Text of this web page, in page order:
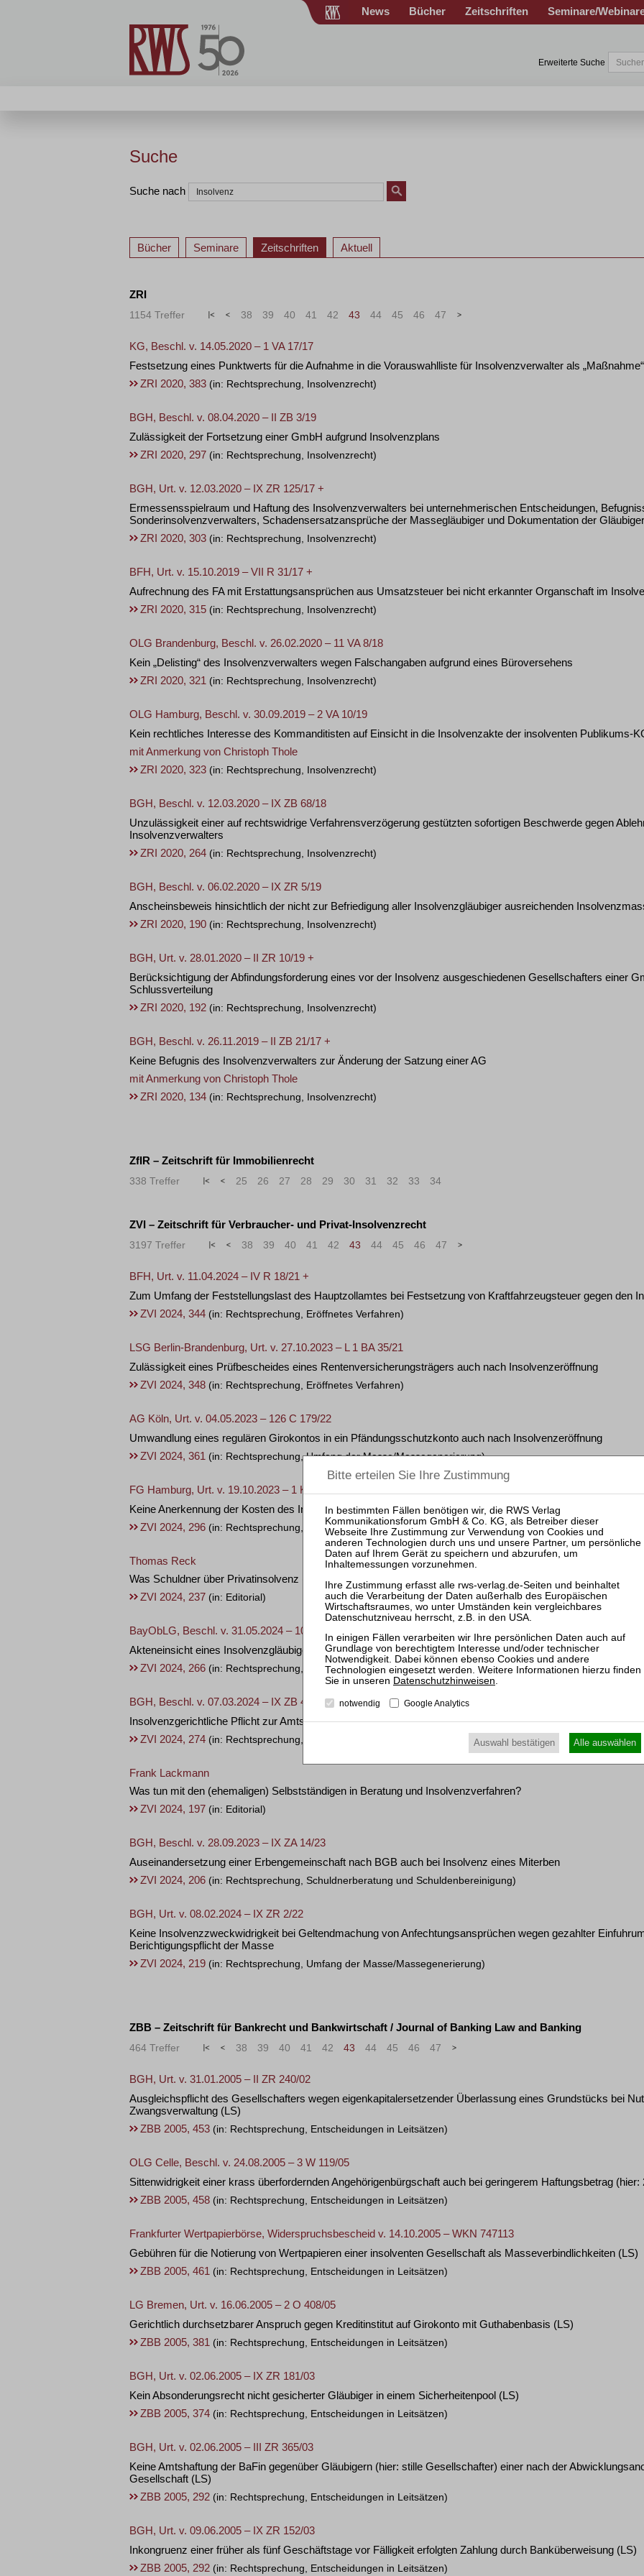
News Bücher Zeitschriften Seminare/
Erweiterte Suche
Suche
Suche nach
Bücher Seminare Zeitschriften Aktuell
ZRI
1154 Treffer « < 38 39 40 41 42 43 44 45 46 47 >
KG, Beschl. v. 14.05.2020 – 1 VA 17/17
Festsetzung eines Punktwerts für die Aufnahme in die Vorauswahlliste für Insolvenzverwalter als
ZRI 2020, 383 (in: Rechtsprechung, Insolvenzrecht)
BGH, Beschl. v. 08.04.2020 – II ZB 3/19
Zulässigkeit der Fortsetzung einer GmbH aufgrund Insolvenzplans
ZRI 2020, 297 (in: Rechtsprechung, Insolvenzrecht)
BGH, Urt. v. 12.03.2020 – IX ZR 125/17 +
Ermessensspielraum und Haftung des Insolvenzverwalters bei unternehmerischen Entscheidungen,
Sonderinsolvenzverwalters, Schadensersatzansprüche der Massegläubiger und Dokumentation der
ZRI 2020, 303 (in: Rechtsprechung, Insolvenzrecht)
BFH, Urt. v. 15.10.2019 – VII R 31/17 +
Aufrechnung des FA mit Erstattungsansprüchen aus Umsatzsteuer bei nicht erkannter Organschaft im
ZRI 2020, 315 (in: Rechtsprechung, Insolvenzrecht)
OLG Brandenburg, Beschl. v. 26.02.2020 – 11 VA 8/18
Kein „Delisting“ des Insolvenzverwalters wegen Falschangaben aufgrund eines Büroversehens
ZRI 2020, 321 (in: Rechtsprechung, Insolvenzrecht)
OLG Hamburg, Beschl. v. 30.09.2019 – 2 VA 10/19
Kein rechtliches Interesse des Kommanditisten auf Einsicht in die Insolvenzakte der insolventen Publikums-
mit Anmerkung von Christoph Thole
ZRI 2020, 323 (in: Rechtsprechung, Insolvenzrecht)
BGH, Beschl. v. 12.03.2020 – IX ZB 68/18
Unzulässigkeit einer auf rechtswidrige Verfahrensverzögerung gestützten sofortigen Beschwerde gegen
Insolvenzverwalters
ZRI 2020, 264 (in: Rechtsprechung, Insolvenzrecht)
BGH, Beschl. v. 06.02.2020 – IX ZR 5/19
Anscheinsbeweis hinsichtlich der nicht zur Befriedigung aller Insolvenzgläubiger ausreichenden
ZRI 2020, 190 (in: Rechtsprechung, Insolvenzrecht)
BGH, Urt. v. 28.01.2020 – II ZR 10/19 +
Berücksichtigung der Abfindungsforderung eines vor der Insolvenz ausgeschiedenen Gesellschafters einer
Schlussverteilung
ZRI 2020, 192 (in: Rechtsprechung, Insolvenzrecht)
BGH, Beschl. v. 26.11.2019 – II ZB 21/17 +
Keine Befugnis des Insolvenzverwalters zur Änderung der Satzung einer AG
mit Anmerkung von Christoph Thole
ZRI 2020, 134 (in: Rechtsprechung, Insolvenzrecht)
ZfIR – Zeitschrift für Immobilienrecht
338 Treffer « < 25 26 27 28 29 30 31 32 33 34
ZVI – Zeitschrift für Verbraucher- und Privat-Insolvenzrecht
3197 Treffer « < 38 39 40 41 42 43 44 45 46 47 >
BFH, Urt. v. 11.04.2024 – IV R 18/21 +
Zum Umfang der Feststellungslast des Hauptzollamtes bei Festsetzung von Kraftfahrzeugsteuer gegen den
ZVI 2024, 344 (in: Rechtsprechung, Eröffnetes Verfahren)
LSG Berlin-Brandenburg, Urt. v. 27.10.2023 – L 1 BA 35/21
Zulässigkeit eines Prüfbescheides eines Rentenversicherungsträgers auch nach Insolvenzeröffnung
ZVI 2024, 348 (in: Rechtsprechung, Eröffnetes Verfahren)
AG Köln, Urt. v. 04.05.2023 – 126 C 179/22
Umwandlung eines regulären Girokontos in ein Pfändungsschutzkonto auch nach Insolvenzeröffnung
ZVI 2024, 361 (in: Rechtsprechung, Umfang der Masse/Massegenerierung)
FG Hamburg, Urt. v. 19.10.2023 – 1 K 97/22
Keine Anerkennung der Kosten des Insolvenzverfahrens als Werbungskosten
ZVI 2024, 296 (in: Rechtsprechung, Schuldnerberatung und Schuldenbereinigung)
Thomas Reck
Was Schuldner über Privatinsolvenz (nicht) wissen müssen
ZVI 2024, 237 (in: Editorial)
BayObLG, Beschl. v. 31.05.2024 – 101 VA 243/23
Akteneinsicht eines Insolvenzgläubigers auch zum Zwecke der Prüfung von Haftungsansprüchen gegen
ZVI 2024, 266 (in: Rechtsprechung, Eröffnetes Verfahren)
BGH, Beschl. v. 07.03.2024 – IX ZB 47/22
Insolvenzgerichtliche Pflicht zur Amtsermittlung nur bei zulässigem RSB-Versagungsantrag
ZVI 2024, 274 (in: Rechtsprechung, Restschuldbefreiung und Stundung)
Frank Lackmann
Was tun mit den (ehemaligen) Selbstständigen in Beratung und Insolvenzverfahren?
ZVI 2024, 197 (in: Editorial)
BGH, Beschl. v. 28.09.2023 – IX ZA 14/23
Auseinandersetzung einer Erbengemeinschaft nach BGB auch bei Insolvenz eines Miterben
ZVI 2024, 206 (in: Rechtsprechung, Schuldnerberatung und Schuldenbereinigung)
BGH, Urt. v. 08.02.2024 – IX ZR 2/22
Keine Insolvenzzweckwidrigkeit bei Geltendmachung von Anfechtungsansprüchen wegen gezahlter
Berichtigungspflicht der Masse
ZVI 2024, 219 (in: Rechtsprechung, Umfang der Masse/Massegenerierung)
ZBB – Zeitschrift für Bankrecht und Bankwirtschaft / Journal of Banking Law and Banking
464 Treffer « < 38 39 40 41 42 43 44 45 46 47 >
BGH, Urt. v. 31.01.2005 – II ZR 240/02
Ausgleichspflicht des Gesellschafters wegen eigenkapitalersetzender Überlassung eines Grundstücks bei
Zwangsverwaltung (LS)
ZBB 2005, 453 (in: Rechtsprechung, Entscheidungen in Leitsätzen)
OLG Celle, Beschl. v. 24.08.2005 – 3 W 119/05
Sittenwidrigkeit einer krass überfordernden Angehörigenbürgschaft auch bei geringerem Haftungsbetrag (hier:
ZBB 2005, 458 (in: Rechtsprechung, Entscheidungen in Leitsätzen)
Frankfurter Wertpapierbörse, Widerspruchsbescheid v. 14.10.2005 – WKN 747113
Gebühren für die Notierung von Wertpapieren einer insolventen Gesellschaft als Masseverbindlichkeiten (LS)
ZBB 2005, 461 (in: Rechtsprechung, Entscheidungen in Leitsätzen)
LG Bremen, Urt. v. 16.06.2005 – 2 O 408/05
Gerichtlich durchsetzbarer Anspruch gegen Kreditinstitut auf Girokonto mit Guthabenbasis (LS)
ZBB 2005, 381 (in: Rechtsprechung, Entscheidungen in Leitsätzen)
BGH, Urt. v. 02.06.2005 – IX ZR 181/03
Kein Absonderungsrecht nicht gesicherter Gläubiger in einem Sicherheitenpool (LS)
ZBB 2005, 374 (in: Rechtsprechung, Entscheidungen in Leitsätzen)
BGH, Urt. v. 02.06.2005 – III ZR 365/03
Keine Amtshaftung der BaFin gegenüber Gläubigern (hier: stille Gesellschafter) einer nach der
Gesellschaft (LS)
ZBB 2005, 292 (in: Rechtsprechung, Entscheidungen in Leitsätzen)
BGH, Urt. v. 09.06.2005 – IX ZR 152/03
Inkongruenz einer früher als fünf Geschäftstage vor Fälligkeit erfolgten Zahlung durch Banküberweisung (LS)
ZBB 2005, 292 (in: Rechtsprechung, Entscheidungen in Leitsätzen)
Datenschutzhinweisen.
notwendig Google Analytics
Auswahl bestätigen Alle auswählen